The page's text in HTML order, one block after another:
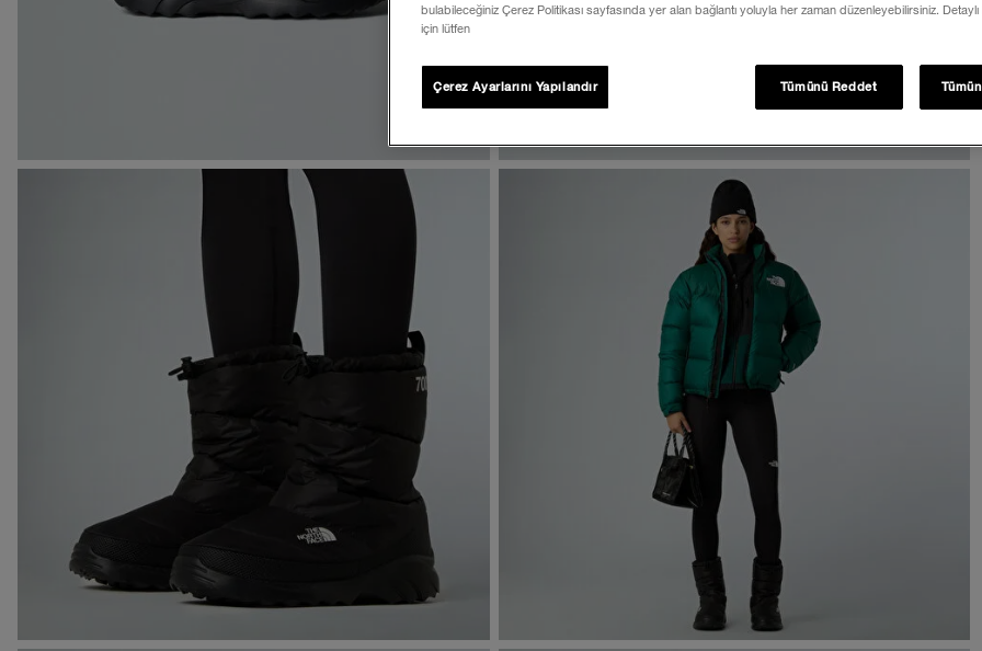
bulabileceğiniz Çerez Politikası sayfasında yer alan bağlantı yoluyla her zaman düzenleyebilirsiniz.
için lütfen
Tümünü Reddet
Çerez Ayarlarını Yapılandır